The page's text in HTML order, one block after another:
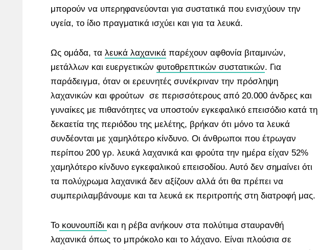
μπορούν να υπερηφανεύονται για συστατικά που ενισχύουν την
υγεία, το ίδιο πραγματικά ισχύει και για τα λευκά.
Ως ομάδα, τα λευκά λαχανικά παρέχουν αφθονία βιταμινών,
μετάλλων και ευεργετικών φυτοθρεπτικών συστατικών. Για
παράδειγμα, όταν οι ερευνητές συνέκριναν την πρόσληψη
λαχανικών και φρούτων σε περισσότερους από 20.000 άνδρες και
γυναίκες με πιθανότητες να υποστούν εγκεφαλικό επεισόδιο κατά τη
δεκαετία της περιόδου της μελέτης, βρήκαν ότι μόνο τα λευκά
συνδέονται με χαμηλότερο κίνδυνο. Οι άνθρωποι που έτρωγαν
περίπου 200 γρ. λευκά λαχανικά και φρούτα την ημέρα είχαν 52%
χαμηλότερο κίνδυνο εγκεφαλικού επεισοδίου. Αυτό δεν σημαίνει ότι
τα πολύχρωμα λαχανικά δεν αξίζουν αλλά ότι θα πρέπει να
συμπεριλαμβάνουμε και τα λευκά εκ περιτροπής στη διατροφή μας.
Το κουνουπίδι και η ρέβα ανήκουν στα πολύτιμα σταυρανθή
λαχανικά όπως το μπρόκολο και το λάχανο. Είναι πλούσια σε